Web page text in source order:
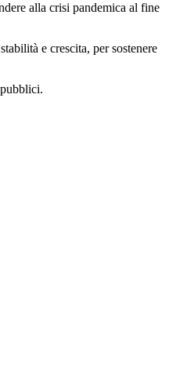
alla crisi pandemica al fine
e crescita, per sostenere